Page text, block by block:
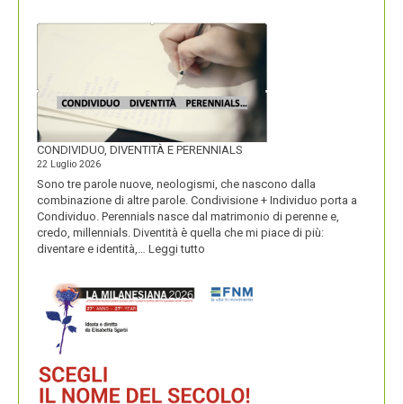
MACARONS
CONDIVIDUO, DIVENTITÀ E PERENNIALS
22 Luglio 2026
Sono tre parole nuove, neologismi, che nascono dalla
combinazione di altre parole. Condivisione + Individuo porta a
Condividuo. Perennials nasce dal matrimonio di perenne e,
credo, millennials. Diventità è quella che mi piace di più:
diventare e identità,… Leggi tutto
E